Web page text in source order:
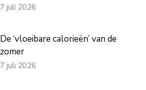
7 juli 2026
De ‘vloeibare calorieën’ van de
zomer
7 juli 2026